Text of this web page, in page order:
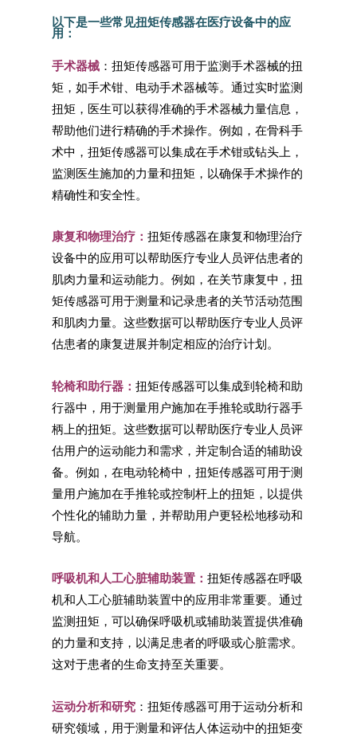
以下是一些常见扭矩传感器在医疗设备中的应
用：
手术器械 ：扭矩传感器可用于监测手术器械的扭
矩，如手术钳、电动手术器械等。通过实时监测
扭矩，医生可以获得准确的手术器械力量信息，
帮助他们进行精确的手术操作。例如，在骨科手
术中，扭矩传感器可以集成在手术钳或钻头上，
监测医生施加的力量和扭矩，以确保手术操作的
精确性和安全性。
康复和物理治疗： 扭矩传感器在康复和物理治疗
设备中的应用可以帮助医疗专业人员评估患者的
肌肉力量和运动能力。例如，在关节康复中，扭
矩传感器可用于测量和记录患者的关节活动范围
和肌肉力量。这些数据可以帮助医疗专业人员评
估患者的康复进展并制定相应的治疗计划。
轮椅和助行器： 扭矩传感器可以集成到轮椅和助
行器中，用于测量用户施加在手推轮或助行器手
柄上的扭矩。这些数据可以帮助医疗专业人员评
估用户的运动能力和需求，并定制合适的辅助设
备。例如，在电动轮椅中，扭矩传感器可用于测
量用户施加在手推轮或控制杆上的扭矩，以提供
个性化的辅助力量，并帮助用户更轻松地移动和
导航。
呼吸机和人工心脏辅助装置： 扭矩传感器在呼吸
机和人工心脏辅助装置中的应用非常重要。通过
监测扭矩，可以确保呼吸机或辅助装置提供准确
的力量和支持，以满足患者的呼吸或心脏需求。
这对于患者的生命支持至关重要。
运动分析和研究 ：扭矩传感器可用于运动分析和
研究领域，用于测量和评估人体运动中的扭矩变